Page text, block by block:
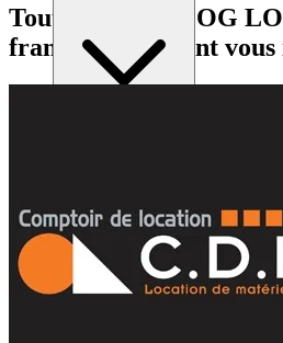
Tout comme SILOG
franchises peuvent